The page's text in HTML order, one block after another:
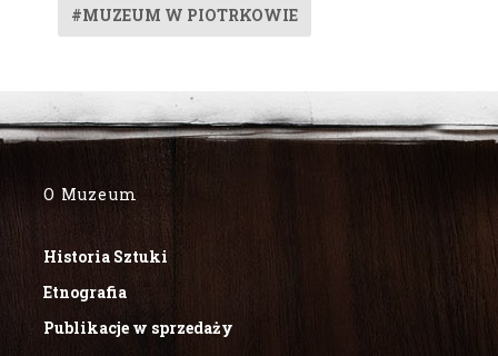
#MUZEUM W PIOTRKOWIE
O Muzeum
Historia Sztuki
Etnografia
Publikacje w sprzedaży